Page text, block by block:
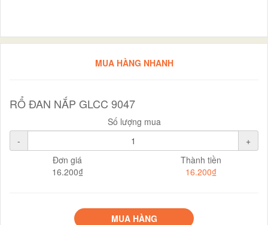
MUA HÀNG NHANH
RỔ ĐAN NẮP GLCC 9047
Số lượng mua
-
+
Đơn giá
16.200₫
Thành tiền
16.200₫
MUA HÀNG